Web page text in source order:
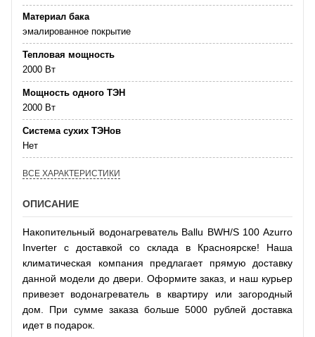
Материал бака
эмалированное покрытие
Тепловая мощность
2000 Вт
Мощность одного ТЭН
2000 Вт
Система сухих ТЭНов
Нет
ВСЕ ХАРАКТЕРИСТИКИ
ОПИСАНИЕ
Накопительный водонагреватель Ballu BWH/S 100 Azurro
Inverter с доставкой со склада в Красноярске! Наша
климатическая компания предлагает прямую доставку
данной модели до двери. Оформите заказ, и наш курьер
привезет водонагреватель в квартиру или загородный
дом. При сумме заказа больше 5000 рублей доставка
идет в подарок.